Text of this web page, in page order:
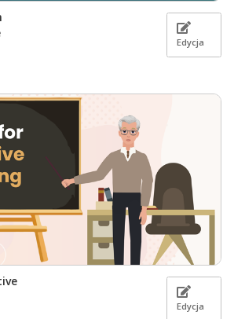
Edycja
Edycja